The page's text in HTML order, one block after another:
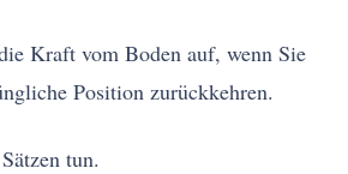
Kraft vom Boden auf, wenn Sie
Position zurückkehren.
tun.